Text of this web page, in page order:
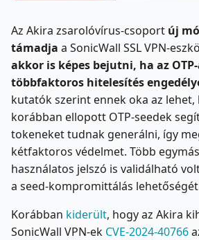
Az Akira zsarolóvírus-csoport új
támadja a SonicWall SSL VPN-
akkor is képes bejutni, ha az
többfaktoros hitelesítés
kutatók szerint ennek oka az
korábban ellopott OTP-seedek
tokeneket tudnak generálni, így
kétfaktoros védelmet. Több
használatos jelszó is validálható
a seed-kompromittálás
Korábban kiderült, hogy az Akira
SonicWall VPN-ek CVE-2024-40766